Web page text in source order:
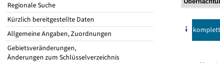
Regionale Suche
Kürzlich bereitgestellte Daten
Allgemeine Angaben, Zuordnungen
Gebietsveränderungen,
Änderungen zum Schlüsselverzeichnis
komplett